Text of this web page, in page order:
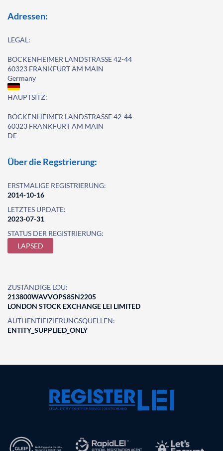
Adressen:
LEGAL:
BOCKENHEIMER LANDSTRASSE 42-44
60323 FRANKFURT AM MAIN
Germany
HAUPTSITZ:
BOCKENHEIMER LANDSTRASSE 42-44
60323 FRANKFURT AM MAIN
DE
Über die Regstrierung:
ERSTMALIGE REGISTRIERUNG:
2014-10-16
LETZTES UPDATE:
2023-07-31
STATUS DER REGISTRIERUNG:
LAPSED
ZUSTÄNDIGE LOU:
213800WAVVOPS85N2205
LONDON STOCK EXCHANGE LEI LIMITED
AUTHENTIFIZIERUNGSQUELLEN:
ENTITY_SUPPLIED_ONLY